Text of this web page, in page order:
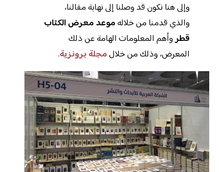
وإلى هنا نكون قد وصلنا إلى نهاية مقالنا،
والذي قدمنا من خلالهموعد معرض الكتاب
قطروأهم المعلومات الهامة عن ذلك
المعرض، وذلك من خلالمجلة برونزية.